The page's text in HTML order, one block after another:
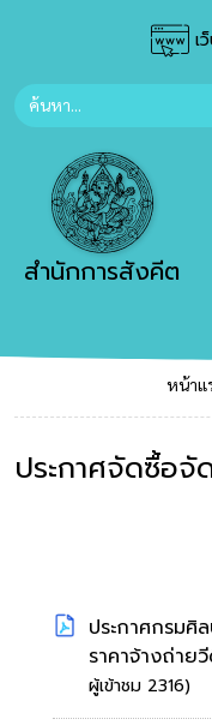
เ
สำนักการสังคีต
หน้าแ
ประกาศจัดซื้อจั
ประกาศกรมศิ
ราคาจ้างถ่ายวี
ผู้เข้าชม 2316)